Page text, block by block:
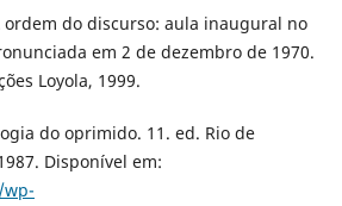
ordem do discurso: aula inaugural no
em 2 de dezembro de 1970.
Loyola, 1999.
do oprimido. 11. ed. Rio de
Disponível em: